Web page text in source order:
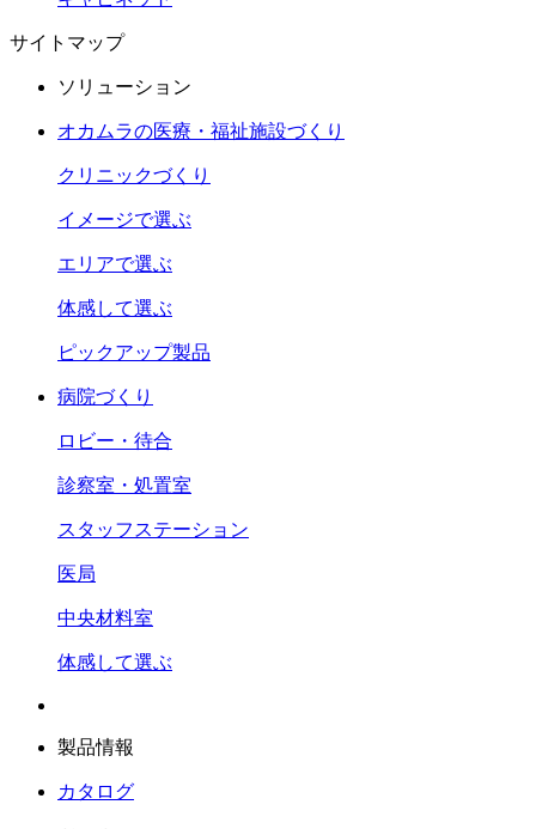
サイトマップ
ソリューション
オカムラの医療・福祉施設づくり
クリニックづくり
イメージで選ぶ
エリアで選ぶ
体感して選ぶ
ピックアップ製品
病院づくり
ロビー・待合
診察室・処置室
スタッフステーション
医局
中央材料室
体感して選ぶ
製品情報
カタログ